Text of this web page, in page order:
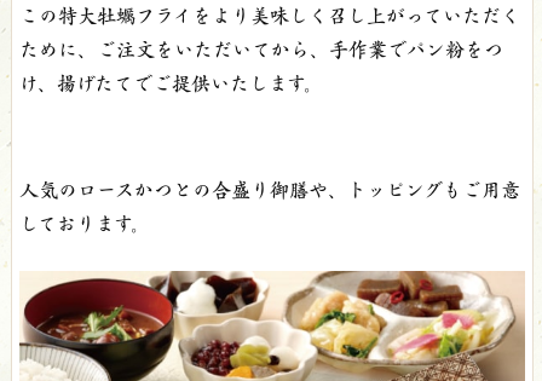
この特大牡蠣フライをより美味しく召し上がっていただく
ために、ご注文をいただいてから、手作業でパン粉をつ
け、揚げたてでご提供いたします。
人気のロースかつとの合盛り御膳や、トッピングもご用意
しております。